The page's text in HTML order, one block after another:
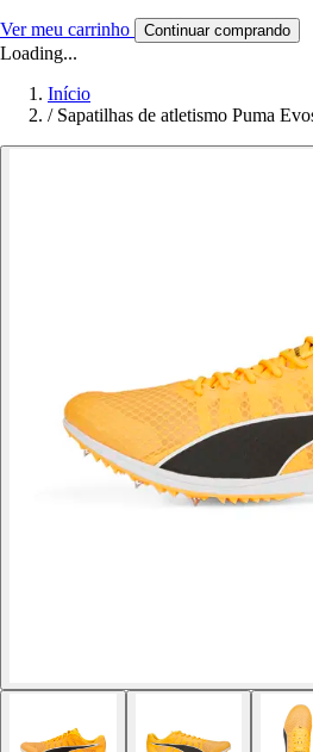
Ver meu carrinho Continuar comprando
Loading...
Início
/ Sapatilhas de atletismo Puma